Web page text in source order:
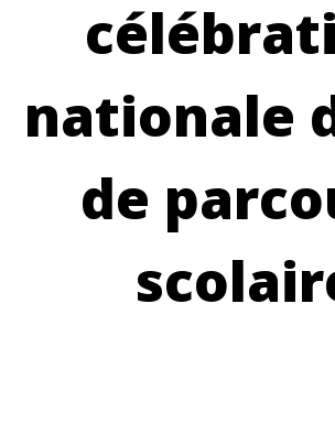
nationale
de